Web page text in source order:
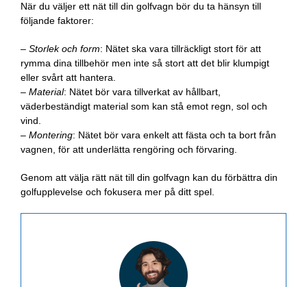
När du väljer ett nät till din golfvagn bör du ta hänsyn till
följande faktorer:
– Storlek och form: Nätet ska vara tillräckligt stort för att
rymma dina tillbehör men inte så stort att det blir klumpigt
eller svårt att hantera.
– Material: Nätet bör vara tillverkat av hållbart,
väderbeständigt material som kan stå emot regn, sol och
vind.
– Montering: Nätet bör vara enkelt att fästa och ta bort från
vagnen, för att underlätta rengöring och förvaring.
Genom att välja rätt nät till din golfvagn kan du förbättra din
golfupplevelse och fokusera mer på ditt spel.